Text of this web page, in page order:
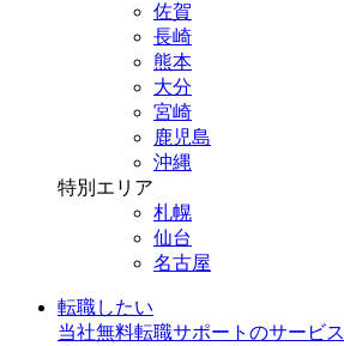
佐賀
長崎
熊本
大分
宮崎
鹿児島
沖縄
特別エリア
札幌
仙台
名古屋
転職したい
当社無料転職サポートのサービス